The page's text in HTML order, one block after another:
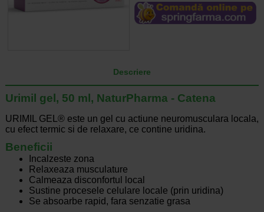
Descriere
Urimil gel, 50 ml, NaturPharma - Catena
URIMIL GEL® este un gel cu actiune neuromusculara locala,
cu efect termic si de relaxare, ce contine uridina.
Beneficii
Incalzeste zona
Relaxeaza musculature
Calmeaza disconfortul local
Sustine procesele celulare locale (prin uridina)
Se absoarbe rapid, fara senzatie grasa